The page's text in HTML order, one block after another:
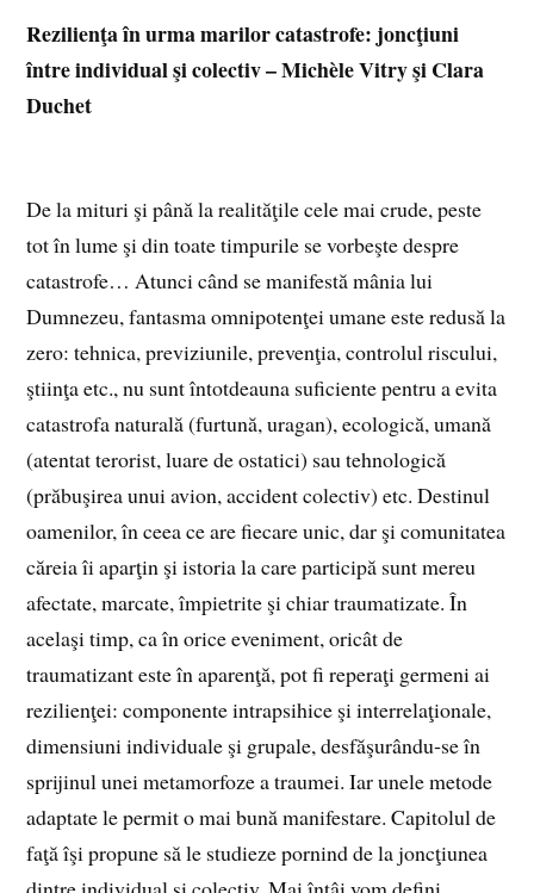
Rezilienţa în urma marilor catastrofe: joncţiuni
între individual şi colectiv – Michèle Vitry şi Clara
Duchet
De la mituri şi până la realităţile cele mai crude, peste
tot în lume şi din toate timpurile se vorbeşte despre
catastrofe… Atunci când se manifestă mânia lui
Dumnezeu, fantasma omnipotenţei umane este redusă la
zero: tehnica, previziunile, prevenţia, controlul riscului,
ştiinţa etc., nu sunt întotdeauna suficiente pentru a evita
catastrofa naturală (furtună, uragan), ecologică, umană
(atentat terorist, luare de ostatici) sau tehnologică
(prăbuşirea unui avion, accident colectiv) etc. Destinul
oamenilor, în ceea ce are fiecare unic, dar şi comunitatea
căreia îi aparţin şi istoria la care participă sunt mereu
afectate, marcate, împietrite şi chiar traumatizate. În
acelaşi timp, ca în orice eveniment, oricât de
traumatizant este în aparenţă, pot fi reperaţi germeni ai
rezilienţei: componente intrapsihice şi interrelaţionale,
dimensiuni individuale şi grupale, desfăşurându‑se în
sprijinul unei metamorfoze a traumei. Iar unele metode
adaptate le permit o mai bună manifestare. Capitolul de
faţă îşi propune să le studieze pornind de la joncţiunea